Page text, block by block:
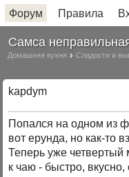
Форум Правила
Самса
Домашняя кухня Сладости и
kapdym
Попался на одном из
вот ерунда, но как-то
Теперь уже
к чаю - быстро, вкусно,